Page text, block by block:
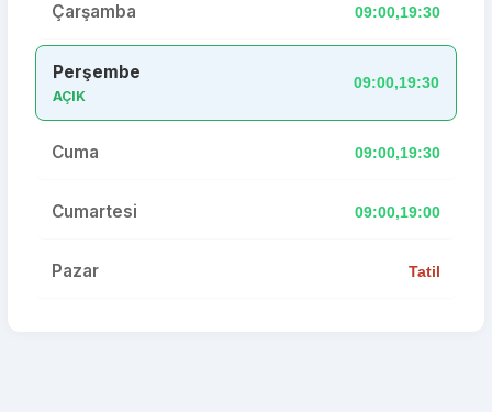
Çarşamba 09:00,19:30
Perşembe
AÇIK
09:00,19:30
Cuma 09:00,19:30
Cumartesi 09:00,19:00
Pazar Tatil